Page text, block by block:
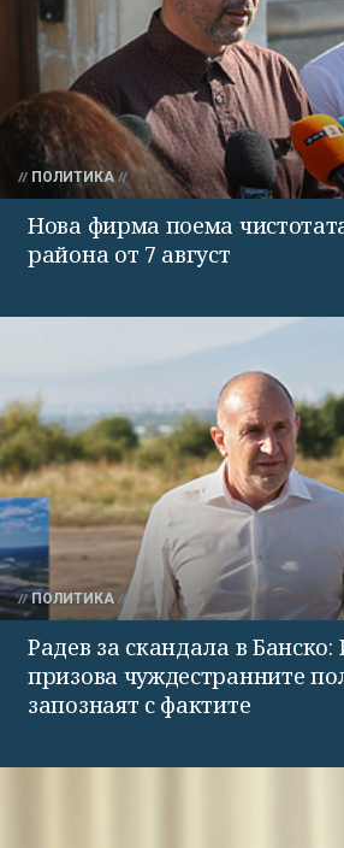
ПОЛИТИКА
Нова фирма поема
района от 7 август
ПОЛИТИКА
Радев за скандала в
призова чуждестранните
запознаят с фактите